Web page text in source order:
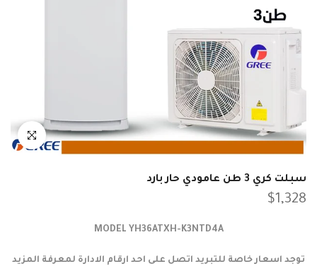
انقر للتكبير
سبلت كري 3 طن عامودي حار بارد
$1,328
MODEL YH36ATXH-K3NTD4A
توجد اسعار خاصة للتبريد اتصل على احد ارقام الادارة لمعرفة المزيد